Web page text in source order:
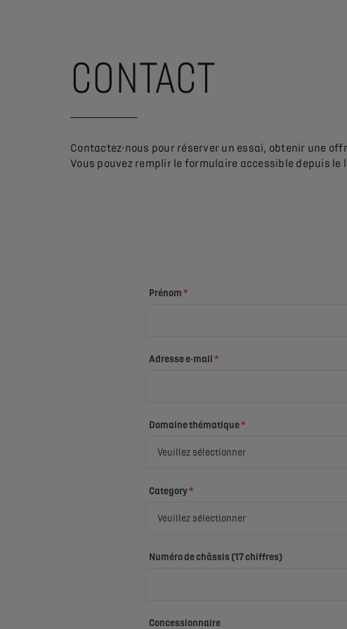
CONTACT
Contactez-nous pour réserver un essai, obtenir une
Vous pouvez remplir le formulaire accessible depuis le